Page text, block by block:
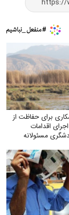
برای حفاظت از
اقدامات
مسئولانه